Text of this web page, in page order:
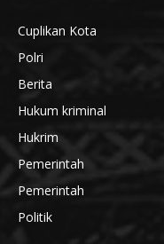
Cuplikan Kota
Polri
Berita
Hukum kriminal
Hukrim
Pemerintah
Pemerintah
Politik